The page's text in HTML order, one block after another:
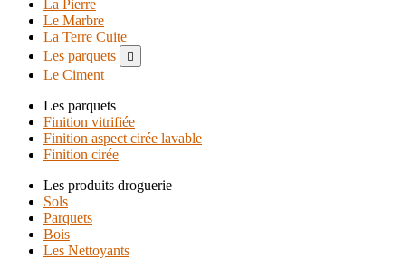
La Pierre
Le Marbre
La Terre Cuite
Les parquets

Le Ciment
Les parquets
Finition vitrifiée
Finition aspect cirée lavable
Finition cirée
Les produits droguerie
Sols
Parquets
Bois
Les Nettoyants